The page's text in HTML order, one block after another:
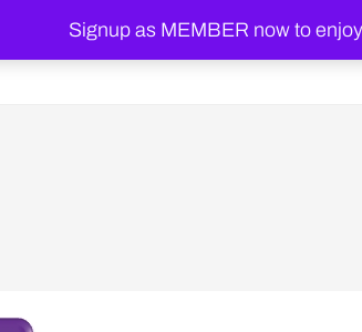
Signup as MEMBER now to